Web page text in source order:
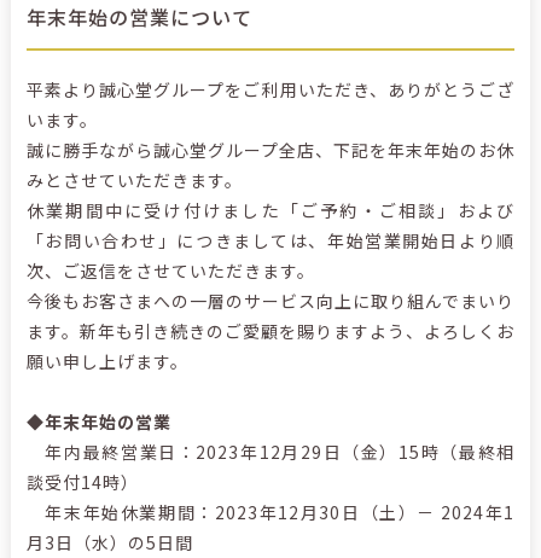
年末年始の営業について
平素より誠心堂グループをご利用いただき、ありがとうござ
います。
誠に勝手ながら誠心堂グループ全店、下記を年末年始のお休
みとさせていただきます。
休業期間中に受け付けました「ご予約・ご相談」および
「お問い合わせ」につきましては、年始営業開始日より順
次、ご返信をさせていただきます。
今後もお客さまへの一層のサービス向上に取り組んでまいり
ます。新年も引き続きのご愛顧を賜りますよう、よろしくお
願い申し上げます。
◆年末年始の営業
年内最終営業日：2023年12月29日（金）15時（最終相
談受付14時）
年末年始休業期間：2023年12月30日（土）－ 2024年1
月3日（水）の5日間